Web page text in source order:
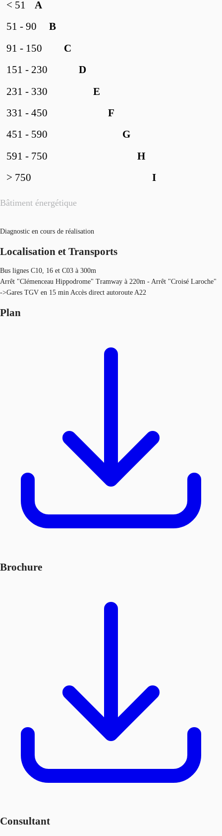
Bâtiment énergétique
A
< 51
B
51 - 90
C
91 - 150
D
151 - 230
E
231 - 330
F
331 - 450
G
451 - 590
H
591 - 750
I
> 750
Diagnostic en cours de réalisation
Localisation et Transports
Bus lignes C10, 16 et C03 à 300m
Arrêt "Clémenceau Hippodrome" Tramway à 220m - Arrêt "Croisé Laroche"
->Gares TGV en 15 min Accès direct autoroute A22
Plan
Brochure
Consultant